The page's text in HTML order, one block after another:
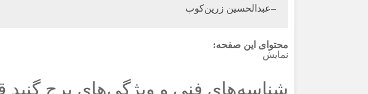
–عبدالحسین زرین‌کوب
محتوای این صفحه:
نمایش
شناسه‌های فنی و ویژگی‌های برج گنبد